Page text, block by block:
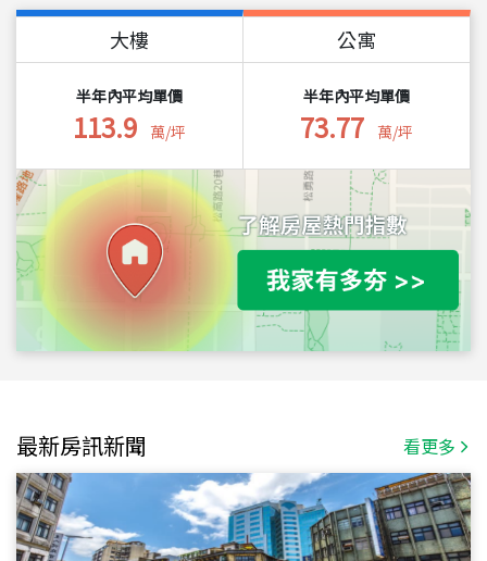
大樓
半年內平均單價
113.9 萬/坪
公寓
半年內平均單價
73.77 萬/坪
最新房訊新聞 看更多